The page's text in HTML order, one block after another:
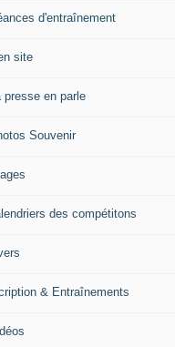
d'entraînement
site
presse en parle
Souvenir
des compétitons
& Entraînements